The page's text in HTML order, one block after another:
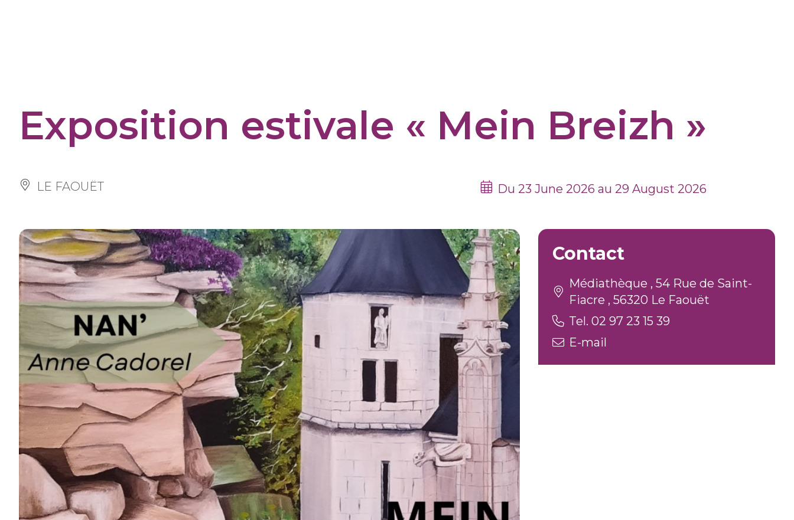
Exposition estivale « Mein Breizh »
LE FAOUËT Du 23 June 2026 au 29 August 2026
Contact
Médiathèque , 54 Rue de Saint-
Fiacre , 56320 Le Faouët
Tel. 02 97 23 15 39
E-mail